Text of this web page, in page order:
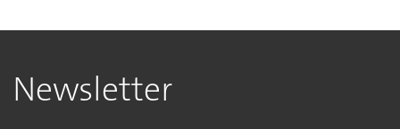
Newsletter